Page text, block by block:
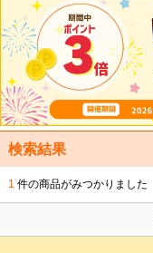
検索結果
1 件の商品がみつかりました